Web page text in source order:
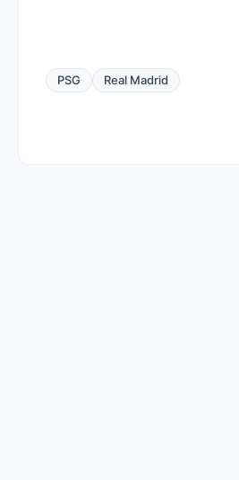
PSG Real Madrid